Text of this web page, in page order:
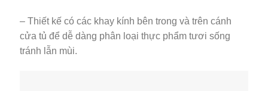
– Thiết kế có các khay kính bên trong và trên cánh
cửa tủ để dễ dàng phân loại thực phẩm tươi sống
tránh lẫn mùi.